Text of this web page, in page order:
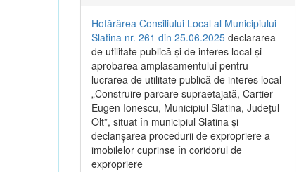
Hotărârea Consiliului Local al Municipiului
Slatina nr. 261 din 25.06.2025 declararea
de utilitate publică și de interes local și
aprobarea amplasamentului pentru
lucrarea de utilitate publică de interes local
„Construire parcare supraetajată, Cartier
Eugen Ionescu, Municipiul Slatina, Județul
Olt”, situat în municipiul Slatina și
declanșarea procedurii de expropriere a
imobilelor cuprinse în coridorul de
expropriere